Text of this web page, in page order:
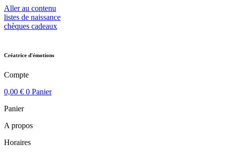
Aller au contenu
listes de naissance
chèques cadeaux
Créatrice d'émotions
Compte
0,00 € 0 Panier
Panier
A propos
Horaires